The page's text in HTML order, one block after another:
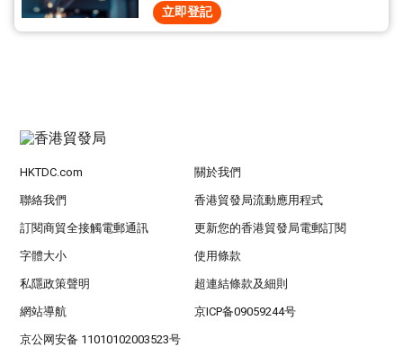
立即登記
HKTDC.com 關於我們
聯絡我們 香港貿發局流動應用程式
訂閱商貿全接觸電郵通訊 更新您的香港貿發局電郵訂閱
字體大小 使用條款
私隱政策聲明 超連結條款及細則
網站導航 京ICP备09059244号
京公网安备 11010102003523号